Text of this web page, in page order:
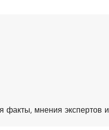
факты, мнения экспертов и